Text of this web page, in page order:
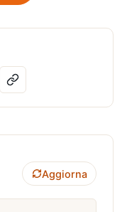
Aggiorna